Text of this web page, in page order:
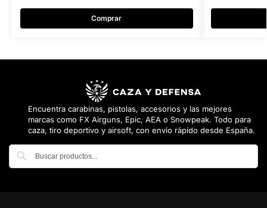
Comprar
Encuentra carabinas, pistolas, accesorios y las mejores
marcas como FX Airguns, Epic, AEA o Snowpeak. Todo para
caza, tiro deportivo y airsoft, con envío rápido desde España.